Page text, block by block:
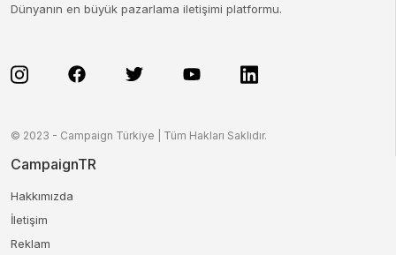
Dünyanın en büyük pazarlama iletişimi platformu.
© 2023 - Campaign Türkiye | Tüm Hakları Saklıdır.
CampaignTR
Hakkımızda
İletişim
Reklam